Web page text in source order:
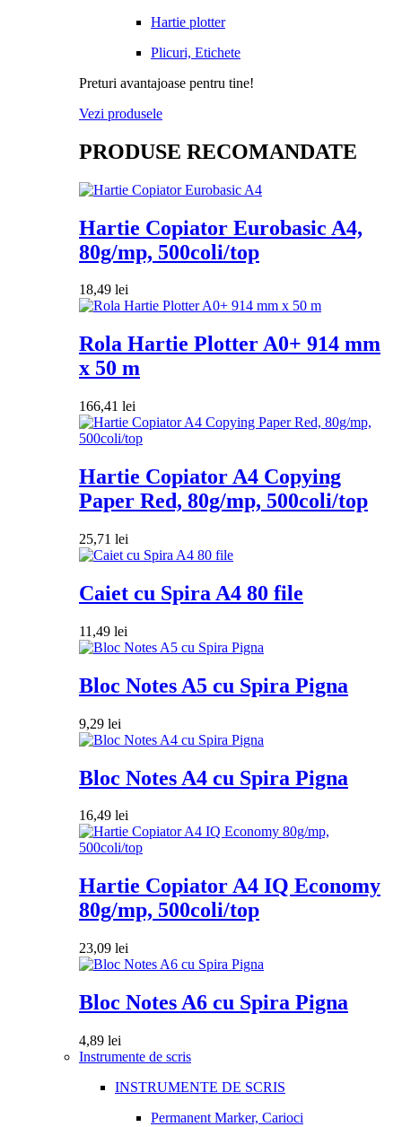
Hartie plotter
Plicuri, Etichete
Preturi avantajoase pentru tine!
Vezi produsele
PRODUSE RECOMANDATE
Hartie Copiator Eurobasic A4,
80g/mp, 500coli/top
18,49 lei
Rola Hartie Plotter A0+ 914 mm
x 50 m
166,41 lei
Hartie Copiator A4 Copying
Paper Red, 80g/mp, 500coli/top
25,71 lei
Caiet cu Spira A4 80 file
11,49 lei
Bloc Notes A5 cu Spira Pigna
9,29 lei
Bloc Notes A4 cu Spira Pigna
16,49 lei
Hartie Copiator A4 IQ Economy
80g/mp, 500coli/top
23,09 lei
Bloc Notes A6 cu Spira Pigna
4,89 lei
Instrumente de scris
INSTRUMENTE DE SCRIS
Permanent Marker, Carioci